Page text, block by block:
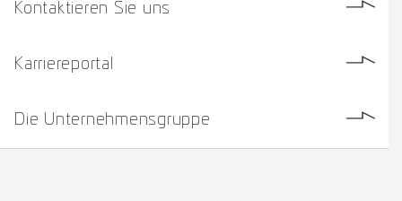
Kontaktieren Sie uns
Karriereportal
Die Unternehmensgruppe